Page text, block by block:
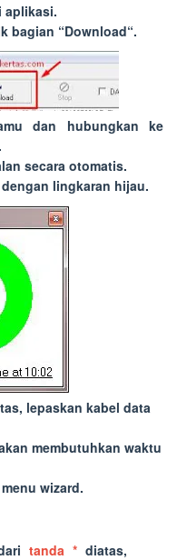
aplikasi.
bagian “Download“.
dan hubungkan ke
secara otomatis.
lingkaran hijau.
lepaskan kabel data
membutuhkan waktu
wizard.
tanda * diatas,